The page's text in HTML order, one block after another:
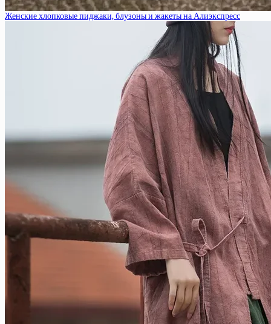
Женские хлопковые пиджаки, блузоны и жакеты на Алиэкспресс